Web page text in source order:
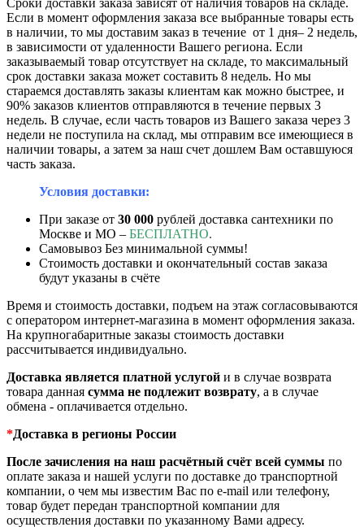
Сроки доставки заказа зависят от наличия товаров на складе.
Если в момент оформления заказа все выбранные товары есть
в наличии, то мы доставим заказ в течение от 1 дня– 2 недель,
в зависимости от удаленности Вашего региона. Если
заказываемый товар отсутствует на складе, то максимальный
срок доставки заказа может составить 8 недель. Но мы
стараемся доставлять заказы клиентам как можно быстрее, и
90% заказов клиентов отправляются в течение первых 3
недель. В случае, если часть товаров из Вашего заказа через 3
недели не поступила на склад, мы отправим все имеющиеся в
наличии товары, а затем за наш счет дошлем Вам оставшуюся
часть заказа.
Условия доставки:
При заказе от 30 000 рублей доставка сантехники по
Москве и МО – БЕСПЛАТНО.
Самовывоз Без минимальной суммы!
Стоимость доставки и окончательный состав заказа
будут указаны в счёте
Время и стоимость доставки, подъем на этаж согласовываются
с оператором интернет-магазина в момент оформления заказа.
На крупногабаритные заказы стоимость доставки
рассчитывается индивидуально.
Доставка является платной услугой и в случае возврата
товара данная сумма не подлежит возврату, а в случае
обмена - оплачивается отдельно.
*Доставка в регионы России
После зачисления на наш расчётный счёт всей суммы по
оплате заказа и нашей услуги по доставке до транспортной
компании, о чем мы известим Вас по e-mail или телефону,
товар будет передан транспортной компании для
осуществления доставки по указанному Вами адресу.